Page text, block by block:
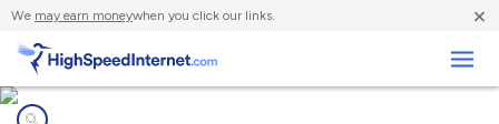
We may earn moneywhen you click our links. ×